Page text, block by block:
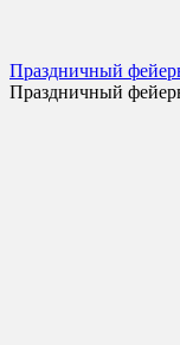
Праздничный
Праздничный